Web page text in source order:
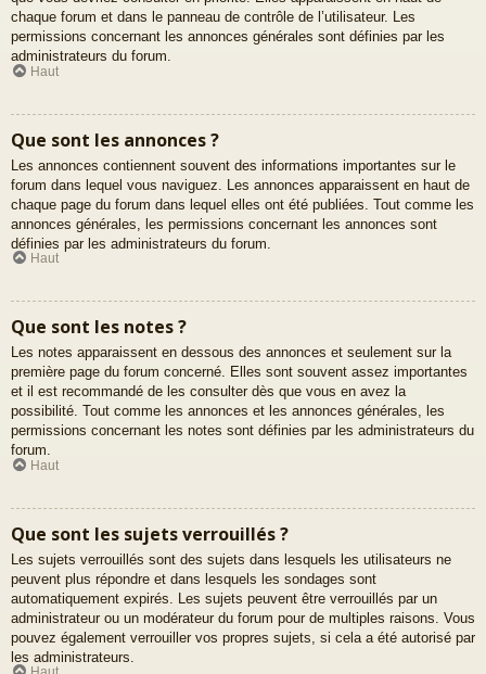
chaque forum et dans le panneau de contrôle de l’utilisateur. Les
permissions concernant les annonces générales sont définies par les
administrateurs du forum.
Haut
Que sont les annonces ?
Les annonces contiennent souvent des informations importantes sur le
forum dans lequel vous naviguez. Les annonces apparaissent en haut de
chaque page du forum dans lequel elles ont été publiées. Tout comme les
annonces générales, les permissions concernant les annonces sont
définies par les administrateurs du forum.
Haut
Que sont les notes ?
Les notes apparaissent en dessous des annonces et seulement sur la
première page du forum concerné. Elles sont souvent assez importantes
et il est recommandé de les consulter dès que vous en avez la
possibilité. Tout comme les annonces et les annonces générales, les
permissions concernant les notes sont définies par les administrateurs du
forum.
Haut
Que sont les sujets verrouillés ?
Les sujets verrouillés sont des sujets dans lesquels les utilisateurs ne
peuvent plus répondre et dans lesquels les sondages sont
automatiquement expirés. Les sujets peuvent être verrouillés par un
administrateur ou un modérateur du forum pour de multiples raisons. Vous
pouvez également verrouiller vos propres sujets, si cela a été autorisé par
les administrateurs.